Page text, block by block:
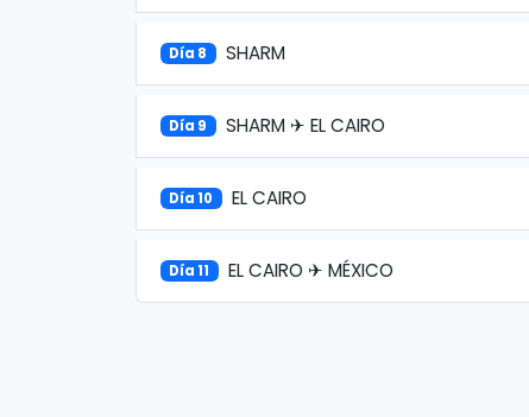
Día 8 SHARM
Día 9 SHARM ✈ EL CAIRO
Día 10 EL CAIRO
Día 11 EL CAIRO ✈ MÉXICO